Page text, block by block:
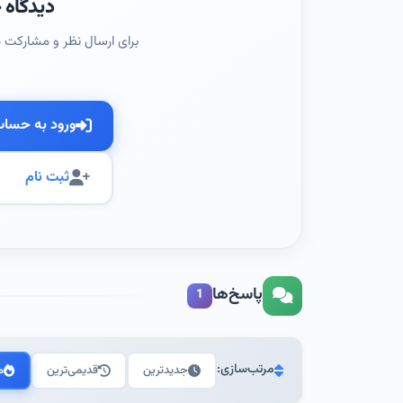
برای ارسال نظر و
ورود به
ثبت نام
پاسخ‌ها 1
مرتب‌سازی: جدیدترین قدیمی‌ترین